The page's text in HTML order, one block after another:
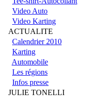
Video Auto
Video Karting
ACTUALITE
Calendrier 2010
Karting
Automobile
Les régions
Infos presse
JULIE TONELLI